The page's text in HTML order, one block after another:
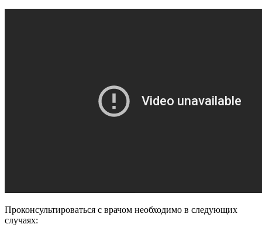
Проконсультироваться с врачом необходимо в следующих
случаях: